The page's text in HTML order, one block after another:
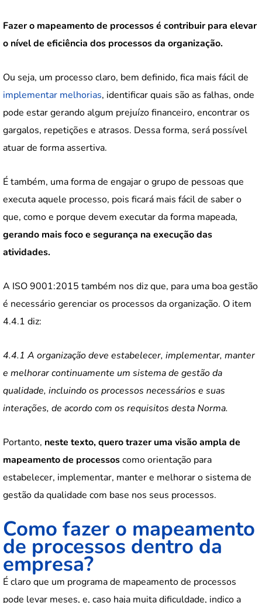
Fazer o mapeamento de processos é contribuir para elevar
o nível de eficiência dos processos da organização.
Ou seja, um processo claro, bem definido, fica mais fácil de
implementar melhorias, identificar quais são as falhas, onde
pode estar gerando algum prejuízo financeiro, encontrar os
gargalos, repetições e atrasos. Dessa forma, será possível
atuar de forma assertiva.
É também, uma forma de engajar o grupo de pessoas que
executa aquele processo, pois ficará mais fácil de saber o
que, como e porque devem executar da forma mapeada,
gerando mais foco e segurança na execução das
atividades.
A ISO 9001:2015 também nos diz que, para uma boa gestão
é necessário gerenciar os processos da organização. O item
4.4.1 diz:
4.4.1 A organização deve estabelecer, implementar, manter
e melhorar continuamente um sistema de gestão da
qualidade, incluindo os processos necessários e suas
interações, de acordo com os requisitos desta Norma.
Portanto, neste texto, quero trazer uma visão ampla de
mapeamento de processoscomo orientação para
estabelecer, implementar, manter e melhorar o sistema de
gestão da qualidade com base nos seus processos.
Como fazer o mapeamento
de processos dentro da
empresa?
É claro que um programa de mapeamento de processos
pode levar meses, e, caso haja muita dificuldade, indico a